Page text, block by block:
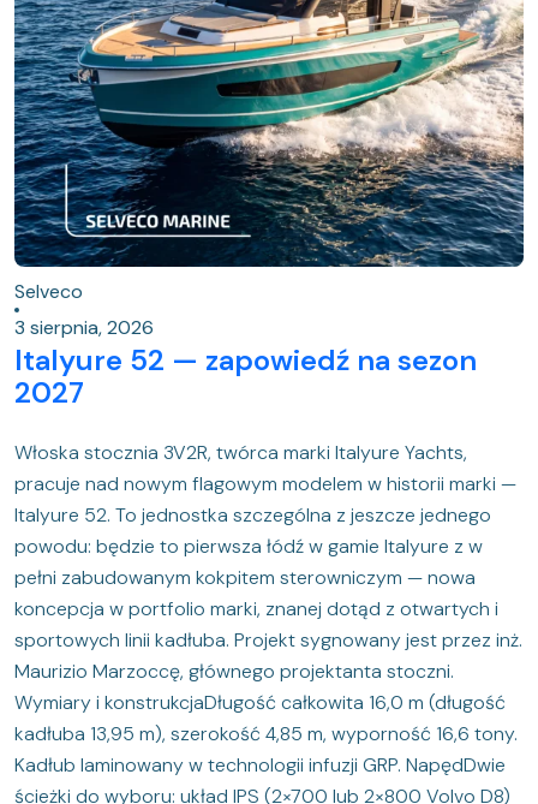
Selveco
3 sierpnia, 2026
Italyure 52 — zapowiedź na sezon
2027
Włoska stocznia 3V2R, twórca marki Italyure Yachts,
pracuje nad nowym flagowym modelem w historii marki —
Italyure 52. To jednostka szczególna z jeszcze jednego
powodu: będzie to pierwsza łódź w gamie Italyure z w
pełni zabudowanym kokpitem sterowniczym — nowa
koncepcja w portfolio marki, znanej dotąd z otwartych i
sportowych linii kadłuba. Projekt sygnowany jest przez inż.
Maurizio Marzoccę, głównego projektanta stoczni.
Wymiary i konstrukcjaDługość całkowita 16,0 m (długość
kadłuba 13,95 m), szerokość 4,85 m, wyporność 16,6 tony.
Kadłub laminowany w technologii infuzji GRP. NapędDwie
ścieżki do wyboru: układ IPS (2×700 lub 2×800 Volvo D8)